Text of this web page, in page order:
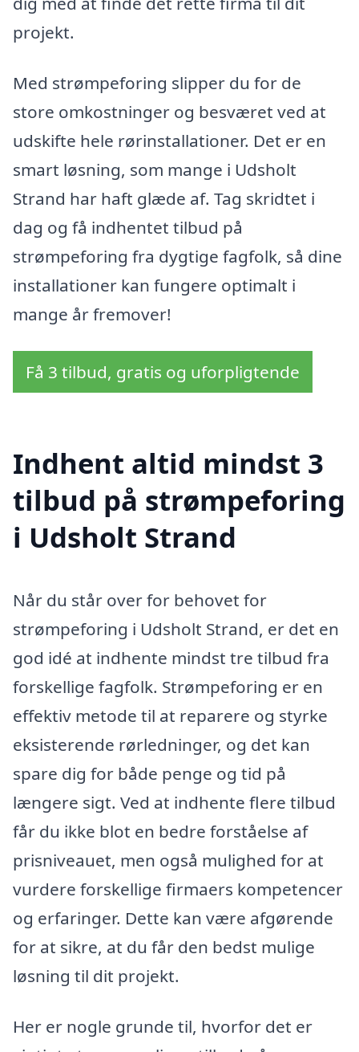
projekt.
Med strømpeforing slipper du for de
store omkostninger og besværet ved at
udskifte hele rørinstallationer. Det er en
smart løsning, som mange i Udsholt
Strand har haft glæde af. Tag skridtet i
dag og få indhentet tilbud på
strømpeforing fra dygtige fagfolk, så dine
installationer kan fungere optimalt i
mange år fremover!
Få 3 tilbud, gratis og uforpligtende
Indhent altid mindst 3
tilbud på strømpeforing
i Udsholt Strand
Når du står over for behovet for
strømpeforing i Udsholt Strand, er det en
god idé at indhente mindst tre tilbud fra
forskellige fagfolk. Strømpeforing er en
effektiv metode til at reparere og styrke
eksisterende rørledninger, og det kan
spare dig for både penge og tid på
længere sigt. Ved at indhente flere tilbud
får du ikke blot en bedre forståelse af
prisniveauet, men også mulighed for at
vurdere forskellige firmaers kompetencer
og erfaringer. Dette kan være afgørende
for at sikre, at du får den bedst mulige
løsning til dit projekt.
Her er nogle grunde til, hvorfor det er